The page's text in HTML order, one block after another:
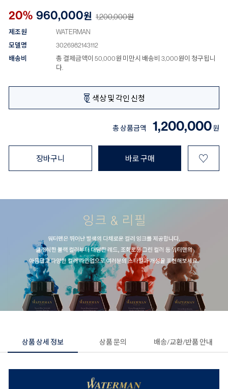
20% 960,000원 1,200,000원
제조원
WATERMAN
모델명
3026982143112
배송비
총 결제금액이 50,000원 미만시 배송비 3,000원이 청구됩니
다.
색상 및 각인 신청
총 상품금액 1,200,000원
장바구니 바로 구매 ♡
상품 상세 정보 상품 문의 배송/교환/반품 안내